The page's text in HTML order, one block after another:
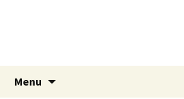
Menu